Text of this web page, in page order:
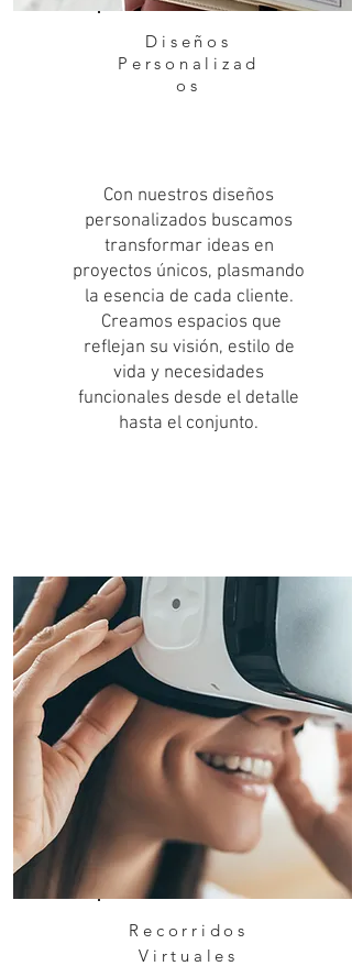
Diseños
Personalizad
os
Con nuestros diseños
personalizados buscamos
transformar ideas en
proyectos únicos, plasmando
la esencia de cada cliente.
Creamos espacios que
reflejan su visión, estilo de
vida y necesidades
funcionales desde el detalle
hasta el conjunto.
Recorridos
Virtuales